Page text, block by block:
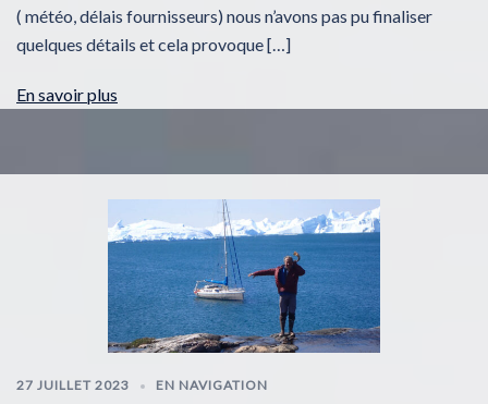
( météo, délais fournisseurs) nous n’avons pas pu finaliser
quelques détails et cela provoque […]
En savoir plus
27 JUILLET 2023 EN NAVIGATION